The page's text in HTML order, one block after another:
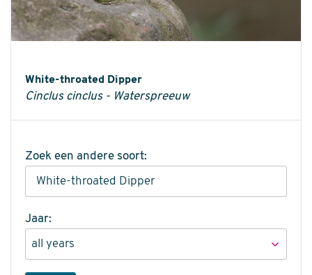
White-throated Dipper
Cinclus cinclus - Waterspreeuw
Zoek een andere soort:
Jaar: